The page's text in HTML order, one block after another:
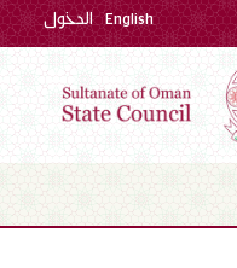
الدخول English